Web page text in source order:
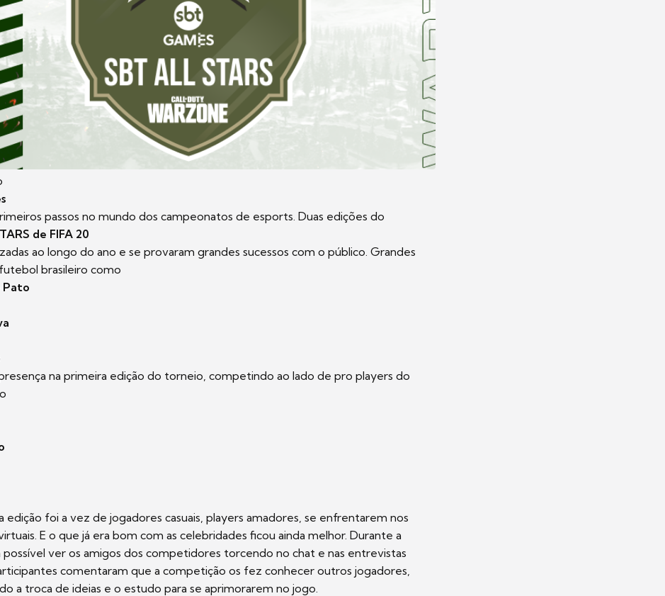
passos no mundo dos campeonatos de esports. Duas edições do
de FIFA 20
ao longo do ano e se provaram grandes sucessos com o público. Grandes
brasileiro como
Pato
na primeira edição do torneio, competindo ao lado de pro players do
edição foi a vez de jogadores casuais, players amadores, se enfrentarem nos
E o que já era bom com as celebridades ficou ainda melhor. Durante a
possível ver os amigos dos competidores torcendo no chat e nas entrevistas
comentaram que a competição os fez conhecer outros jogadores,
a troca de ideias e o estudo para se aprimorarem no jogo.